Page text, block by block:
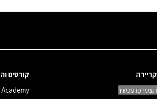
קריירה
הצטרפו עכשיו!
קורסים